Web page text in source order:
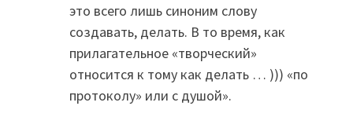
это всего лишь синоним слову
создавать, делать. В то время, как
прилагательное «творческий»
относится к тому как делать … ))) «по
протоколу» или с душой».